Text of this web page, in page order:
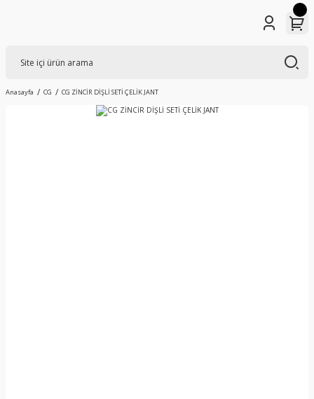
Anasayfa CG CG ZİNCİR DİŞLİ SETİ ÇELİK JANT